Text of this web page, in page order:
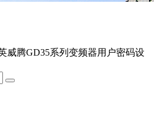
威腾GD35系列变频器用户密码设